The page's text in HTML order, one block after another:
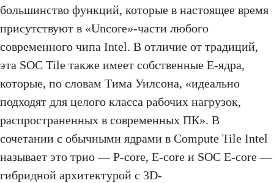
большинство функций, которые в настоящее время
присутствуют в «Uncore»-части любого
современного чипа Intel. В отличие от традиций,
эта SOC Tile также имеет собственные E-ядра,
которые, по словам Тима Уилсона, «идеально
подходят для целого класса рабочих нагрузок,
распространенных в современных ПК». В
сочетании с обычными ядрами в Compute Tile Intel
называет это трио — P-core, E-core и SOC E-core —
гибридной архитектурой с 3D-